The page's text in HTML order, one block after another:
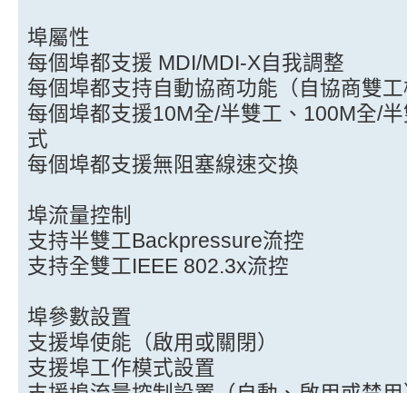
埠屬性
每個埠都支援 MDI/MDI-X自我調整
每個埠都支持自動協商功能（自協商雙
每個埠都支援10M全/半雙工、100M全/
式
每個埠都支援無阻塞線速交換
埠流量控制
支持半雙工Backpressure流控
支持全雙工IEEE 802.3x流控
埠參數設置
支援埠使能（啟用或關閉）
支援埠工作模式設置